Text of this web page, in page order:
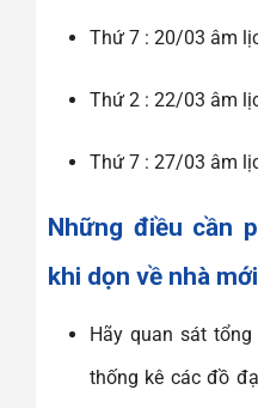
Thứ 7 : 20/03 âm
Thứ 2 : 22/03 âm
Thứ 7 : 27/03 âm
Những điều cần
khi dọn về nhà mới
Hãy quan sát
thống kê các đồ